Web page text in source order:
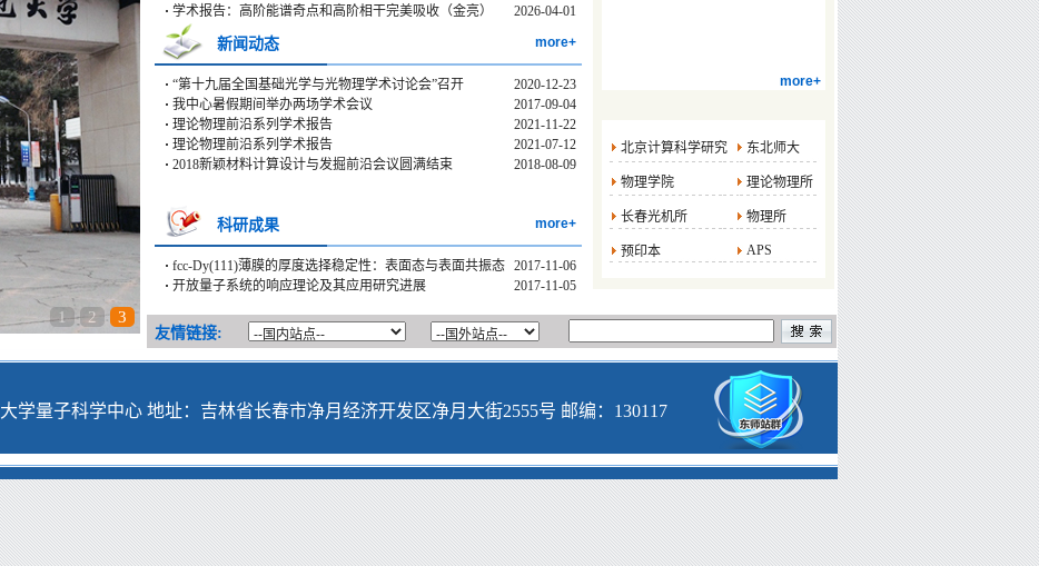
1 2 3
· 学术报告：高阶能谱奇点和高阶相干完美吸收（金亮） 2026-04-01
新闻动态 more+
· “第十九届全国基础光学与光物理学术讨论会”召开
2020-12-23
· 我中心暑假期间举办两场学术会议
2017-09-04
· 理论物理前沿系列学术报告
2021-11-22
· 理论物理前沿系列学术报告
2021-07-12
· 2018新颖材料计算设计与发掘前沿会议圆满结束 2018-08-09
科研成果 more+
· fcc-Dy(111)薄膜的厚度选择稳定性：表面态与表面共振态 2017-11-06
· 开放量子系统的响应理论及其应用研究进展 2017-11-05
more+
北京计算科学研究 东北师大
物理学院 理论物理所
长春光机所 物理所
预印本 APS
友情链接:
学量子科学中心 地址：吉林省长春市净月经济开发区净月大街2555号 邮编：130117